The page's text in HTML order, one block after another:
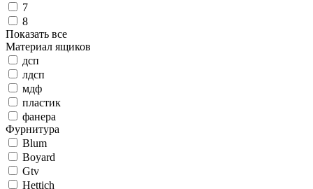
7
8
Показать все
Материал ящиков
дсп
лдсп
мдф
пластик
фанера
Фурнитура
Blum
Boyard
Gtv
Hettich